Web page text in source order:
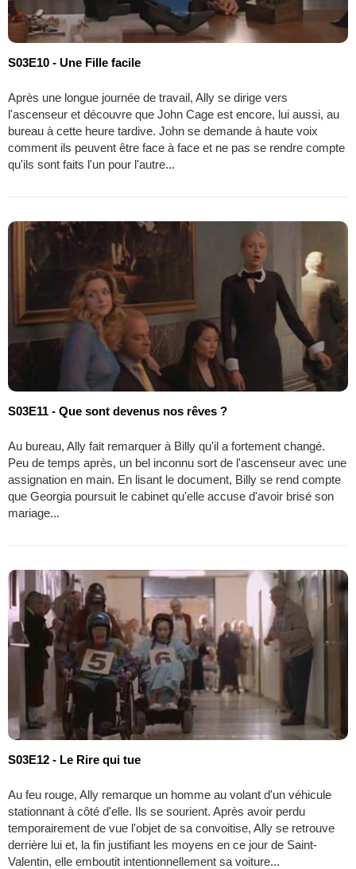
S03E10 - Une Fille facile
Après une longue journée de travail, Ally se dirige vers
l'ascenseur et découvre que John Cage est encore, lui aussi, au
bureau à cette heure tardive. John se demande à haute voix
comment ils peuvent être face à face et ne pas se rendre compte
qu'ils sont faits l'un pour l'autre...
S03E11 - Que sont devenus nos rêves ?
Au bureau, Ally fait remarquer à Billy qu'il a fortement changé.
Peu de temps après, un bel inconnu sort de l'ascenseur avec une
assignation en main. En lisant le document, Billy se rend compte
que Georgia poursuit le cabinet qu'elle accuse d'avoir brisé son
mariage...
S03E12 - Le Rire qui tue
Au feu rouge, Ally remarque un homme au volant d'un véhicule
stationnant à côté d'elle. Ils se sourient. Après avoir perdu
temporairement de vue l'objet de sa convoitise, Ally se retrouve
derrière lui et, la fin justifiant les moyens en ce jour de Saint-
Valentin, elle emboutit intentionnellement sa voiture...